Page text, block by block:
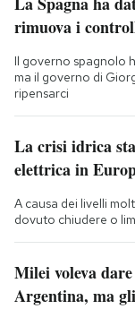
rimuova i
Il governo spagnolo
ma il governo di
ripensarci
La crisi idrica
elettrica in
A causa dei livelli
dovuto chiudere o
Milei voleva
Argentina, ma